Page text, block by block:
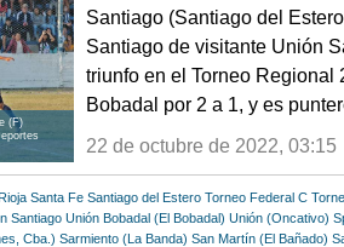
(F)
Santiago (Santiago del
Santiago de visitante Unión
triunfo en el Torneo Regional
Bobadal por 2 a 1, y es
22 de octubre de 2022, 03:15
Santa Fe Santiago del Estero Torneo Federal C
Santiago Unión Bobadal (El Bobadal) Unión (Oncativo)
Cba.) Sarmiento (La Banda) San Martín (El Bañado)